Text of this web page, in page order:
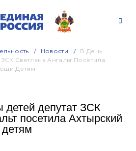
Новости
В День
Светлана Ангальт Посетила
Детям
депутат ЗСК
посетила Ахтырский